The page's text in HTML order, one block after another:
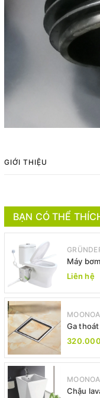
GIỚI THIỆU
BẠN CÓ THỂ
Máy
chất thải
Liên hệ
Ga
Chậu